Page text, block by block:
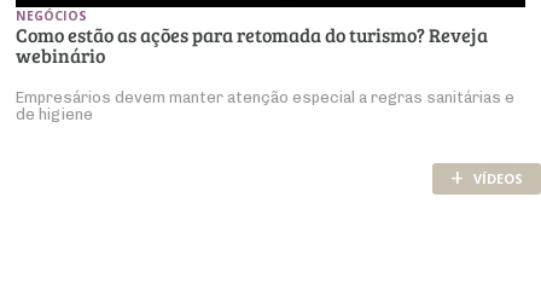
NEGÓCIOS
Como estão as ações para retomada do turismo? Reveja
webinário
Empresários devem manter atenção especial a regras sanitárias e
de higiene
+ VÍDEOS